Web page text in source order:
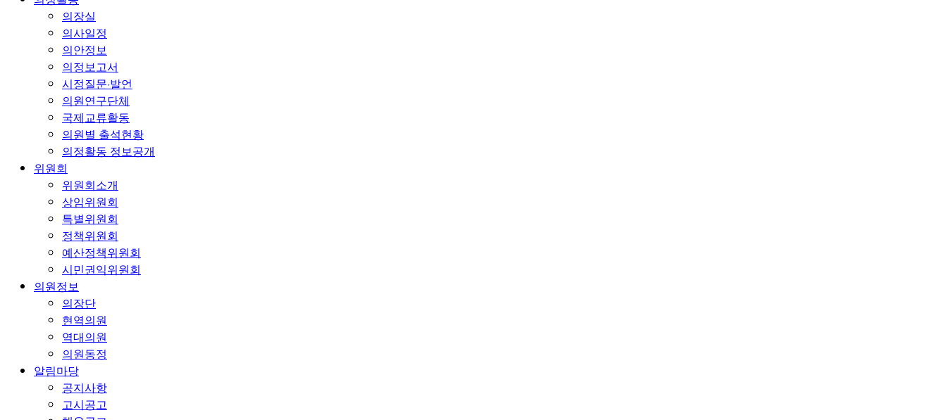
의장실
의사일정
의안정보
의정보고서
시정질문·발언
의원연구단체
국제교류활동
의원별 출석현황
의정활동 정보공개
위원회
위원회소개
상임위원회
특별위원회
정책위원회
예산정책위원회
시민권익위원회
의원정보
의장단
현역의원
역대의원
의원동정
알림마당
공지사항
고시공고